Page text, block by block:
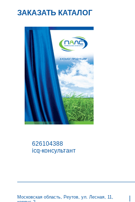
ЗАКАЗАТЬ КАТАЛОГ
626104388
icq-консультант
Московская область, Реутов, ул. Лесная, 11,